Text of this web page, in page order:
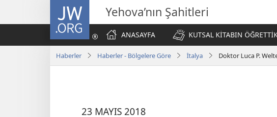
JW.ORG Yehova’nın Şahitleri
ANASAYFA
KUTSAL KİTABIN
Haberler Haberler - Bölgelere Göre İtalya Doktor Luca P.
23 MAYIS 2018